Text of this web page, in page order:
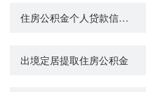
住房公积金个人贷款信息查询
出境定居提取住房公积金